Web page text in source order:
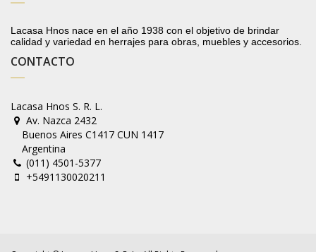
Lacasa Hnos nace en el año 1938 con el objetivo de brindar
calidad y variedad en herrajes para obras, muebles y accesorios.
CONTACTO
Lacasa Hnos S. R. L.
Av. Nazca 2432
Buenos Aires C1417 CUN 1417
Argentina
(011) 4501-5377
+5491130020211